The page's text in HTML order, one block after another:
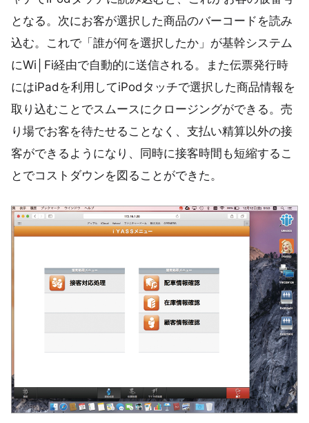
となる。次にお客が選択した商品のバーコードを読み
込む。これで「誰が何を選択したか」が基幹システム
にWi│Fi経由で自動的に送信される。また伝票発行時
にはiPadを利用してiPodタッチで選択した商品情報を
取り込むことでスムースにクロージングができる。売
り場でお客を待たせることなく、支払い精算以外の接
客ができるようになり、同時に接客時間も短縮するこ
とでコストダウンを図ることができた。